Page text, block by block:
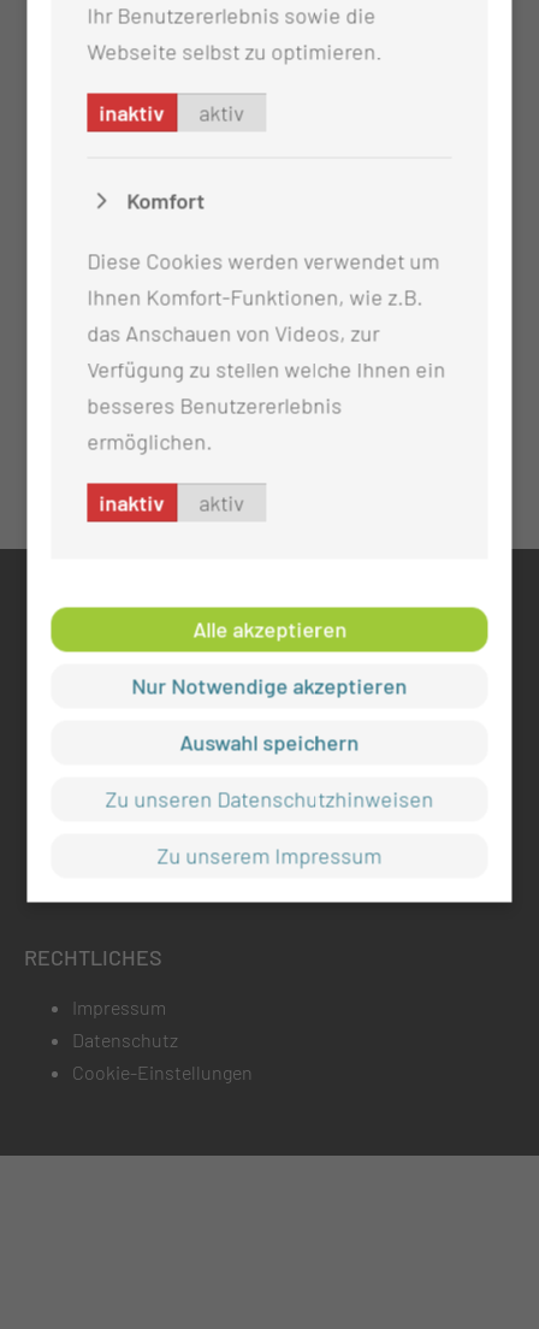
KONTAKT
0355 46 -0
info@mul-ct.de
Thiemstr. 111
RECHTLICHES
Impressum
Datenschutz
Cookie-Einstellungen
Ihr Benutzererlebnis sowie die
Webseite selbst zu optimieren.
inaktiv aktiv
Komfort
Diese Cookies werden verwendet um
Ihnen Komfort-Funktionen, wie z.B.
das Anschauen von Videos, zur
Verfügung zu stellen welche Ihnen ein
besseres Benutzererlebnis
ermöglichen.
inaktiv aktiv
Alle akzeptieren
Nur Notwendige akzeptieren
Auswahl speichern
Zu unseren Datenschutzhinweisen
Zu unserem Impressum